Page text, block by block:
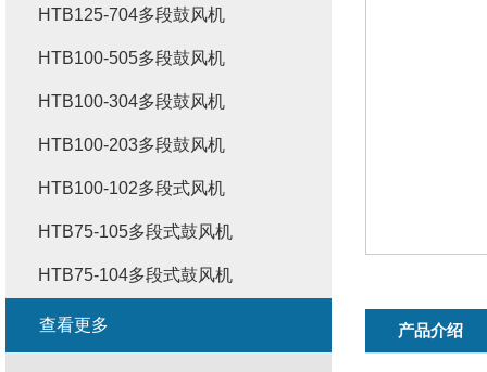
产品介绍
HTB125-704多段鼓风机
HTB100-505多段鼓风机
HTB100-304多段鼓风机
HTB100-203多段鼓风机
HTB100-102多段式风机
HTB75-105多段式鼓风机
HTB75-104多段式鼓风机
查看更多